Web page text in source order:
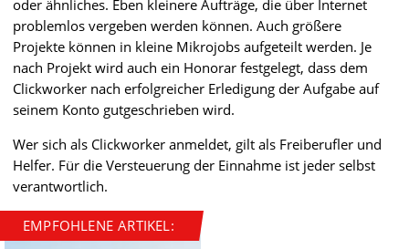
oder ähnliches. Eben kleinere Aufträge, die über Internet
problemlos vergeben werden können. Auch größere
Projekte können in kleine Mikrojobs aufgeteilt werden. Je
nach Projekt wird auch ein Honorar festgelegt, dass dem
Clickworker nach erfolgreicher Erledigung der Aufgabe auf
seinem Konto gutgeschrieben wird.
Wer sich als Clickworker anmeldet, gilt als Freiberufler und
Helfer. Für die Versteuerung der Einnahme ist jeder selbst
verantwortlich.
EMPFOHLENE ARTIKEL: